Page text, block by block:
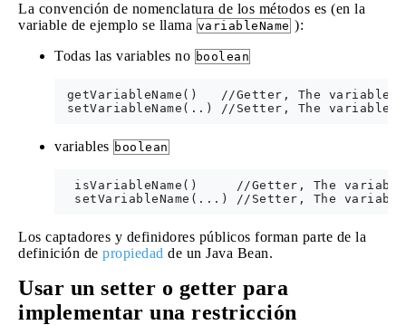
La convención de nomenclatura de los métodos es (en la
variable de ejemplo se llama variableName ):
Todas las variables no boolean
getVariableName()   //Getter, The variable
variables boolean
isVariableName()     //Getter, The
Los captadores y definidores públicos forman parte de la
definición de propiedad de un Java Bean.
Usar un setter o getter para
implementar una restricción